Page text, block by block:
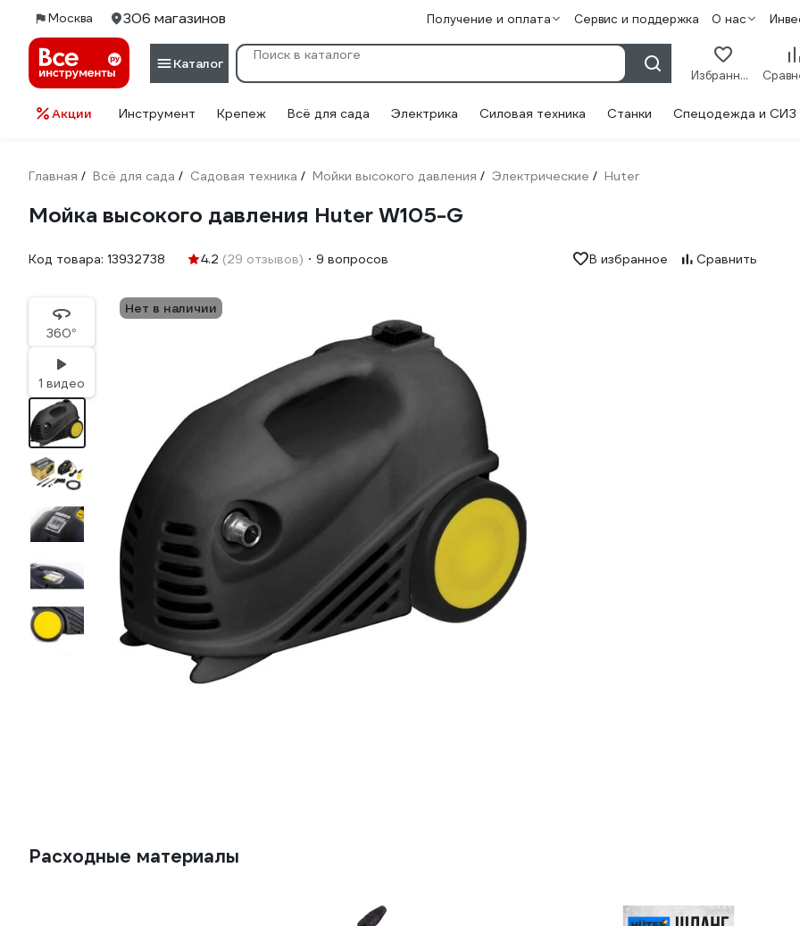
Москва 306 магазинов Получение и оплата Сервис и поддержка О нас
Каталог
Избранное
Акции Инструмент Крепеж Всё для сада Электрика Силовая техника Станки Спецодежда и СИЗ
Главная / Всё для сада / Садовая техника / Мойки высокого давления / Электрические / Huter
Мойка высокого давления Huter W105-G
Код товара: 13932738 4.2 (29 отзывов) 9 вопросов В избранное Сравнить
360°
1 видео
Нет в наличии
Расходные материалы